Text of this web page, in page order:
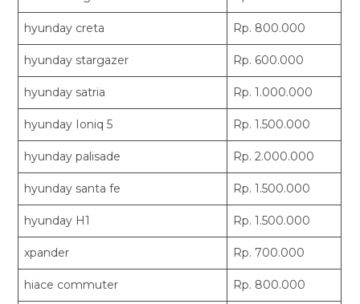
hyunday creta Rp. 800.000
hyunday stargazer Rp. 600.000
hyunday satria Rp. 1.000.000
hyunday Ioniq 5 Rp. 1.500.000
hyunday palisade Rp. 2.000.000
hyunday santa fe Rp. 1.500.000
hyunday H1 Rp. 1.500.000
xpander Rp. 700.000
hiace commuter Rp. 800.000